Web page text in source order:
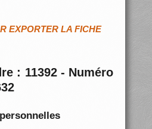
EXPORTER LA FICHE
: 11392 - Numéro